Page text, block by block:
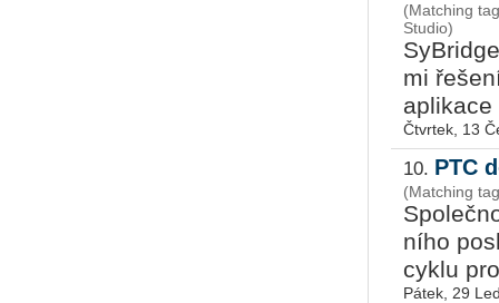
(Matching
Studio)
mi
Čtvrtek, 13
10. PTC
(Matching
ní­ho
cyklu
Pátek, 29